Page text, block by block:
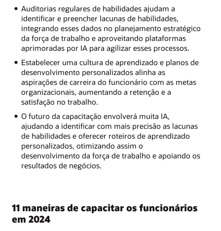
Auditorias regulares de habilidades ajudam a
identificar e preencher lacunas de habilidades,
integrando esses dados no planejamento estratégico
da força de trabalho e aproveitando plataformas
aprimoradas por IA para agilizar esses processos.
Estabelecer uma cultura de aprendizado e planos de
desenvolvimento personalizados alinha as
aspirações de carreira do funcionário com as metas
organizacionais, aumentando a retenção e a
satisfação no trabalho.
O futuro da capacitação envolverá muita IA,
ajudando a identificar com mais precisão as lacunas
de habilidades e oferecer roteiros de aprendizado
personalizados, otimizando assim o
desenvolvimento da força de trabalho e apoiando os
resultados de negócios.
11 maneiras de capacitar os funcionários
em 2024